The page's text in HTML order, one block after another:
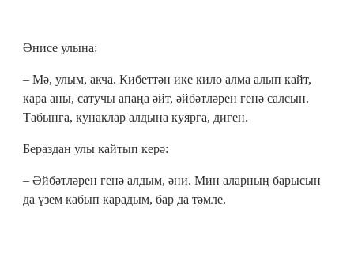
Әнисе улына:
– Мә, улым, акча. Кибеттән ике кило алма алып кайт,
кара аны, сатучы апаңа әйт, әйбәтләрен генә салсын.
Табынга, кунаклар алдына куярга, диген.
Бераздан улы кайтып керә:
– Әйбәтләрен генә алдым, әни. Мин аларның барысын
да үзем кабып карадым, бар да тәмле.